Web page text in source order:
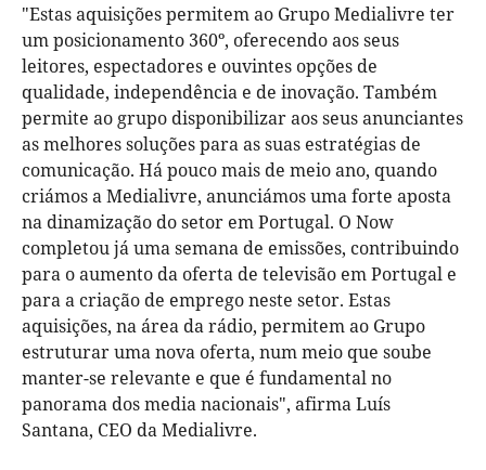
"Estas aquisições permitem ao Grupo Medialivre ter
um posicionamento 360º, oferecendo aos seus
leitores, espectadores e ouvintes opções de
qualidade, independência e de inovação. Também
permite ao grupo disponibilizar aos seus anunciantes
as melhores soluções para as suas estratégias de
comunicação. Há pouco mais de meio ano, quando
criámos a Medialivre, anunciámos uma forte aposta
na dinamização do setor em Portugal. O Now
completou já uma semana de emissões, contribuindo
para o aumento da oferta de televisão em Portugal e
para a criação de emprego neste setor. Estas
aquisições, na área da rádio, permitem ao Grupo
estruturar uma nova oferta, num meio que soube
manter-se relevante e que é fundamental no
panorama dos media nacionais", afirma Luís
Santana, CEO da Medialivre.